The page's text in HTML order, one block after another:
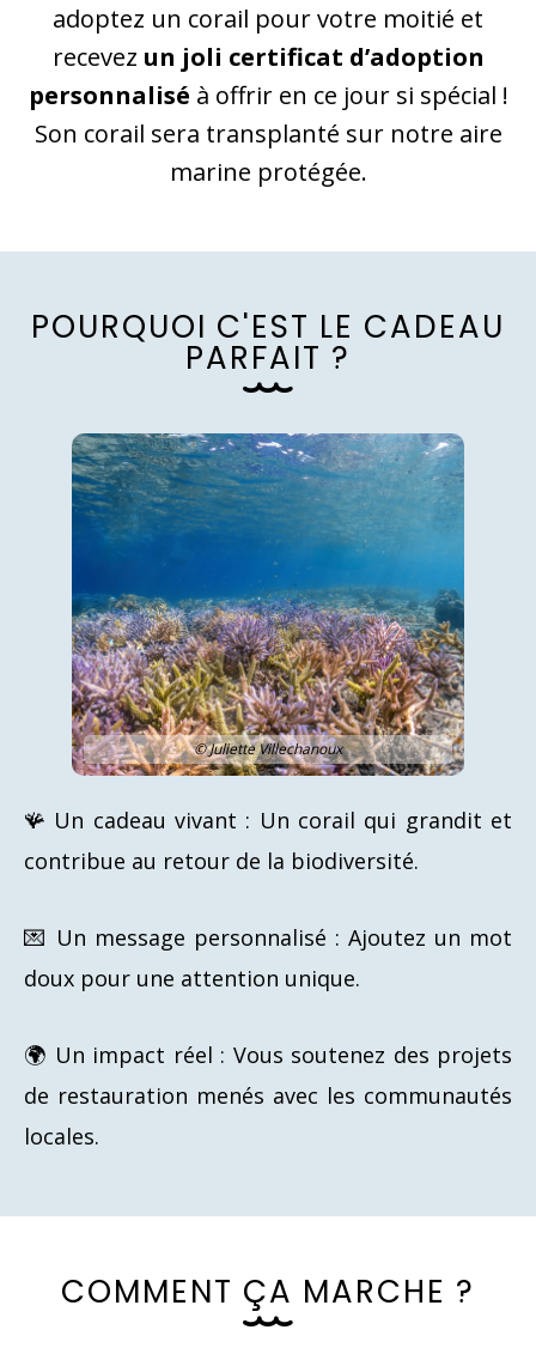
adoptez un corail pour votre moitié et
recevez un joli certificat d’adoption
personnalisé à offrir en ce jour si spécial !
Son corail sera transplanté sur notre aire
marine protégée.
POURQUOI C'EST LE CADEAU
PARFAIT ?
© Juliette Villechanoux
🪸 Un cadeau vivant : Un corail qui grandit et
contribue au retour de la biodiversité.
💌 Un message personnalisé : Ajoutez un mot
doux pour une attention unique.
🌍 Un impact réel : Vous soutenez des projets
de restauration menés avec les communautés
locales.
COMMENT ÇA MARCHE ?